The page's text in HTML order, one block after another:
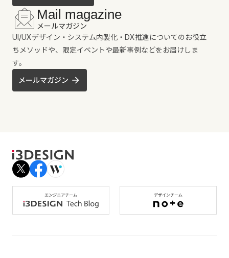
Mail magazine
メールマガジン
UI/UXデザイン・システム内製化・DX推進についてのお役立
ちメソッドや、限定イベントや最新事例などをお届けしま
す。
メールマガジン